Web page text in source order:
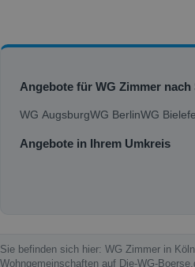
Angebote für WG Zimmer nach
WG AugsburgWG BerlinWG
Angebote in Ihrem Umkreis
Sie befinden sich hier: WG Zimmer in
Wohngemeinschaften auf Die-WG-